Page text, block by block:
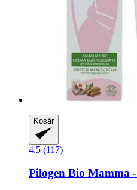
Kosár
4.5 (117)
Pilogen Bio Mamma